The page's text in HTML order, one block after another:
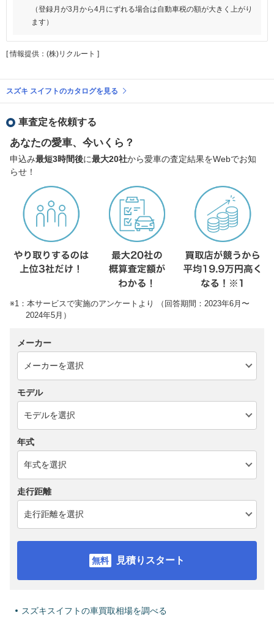
（登録月が3月から4月にずれる場合は自動車税の額が大きく上がり
ます）
[ 情報提供：(株)リクルート ]
スズキ スイフトのカタログを見る
車査定を依頼する
あなたの愛車、今いくら？
申込み最短3時間後に最大20社から愛車の査定結果をWebでお知
らせ！
※1：本サービスで実施のアンケートより （回答期間：2023年6月〜
2024年5月）
メーカー
モデル
年式
走行距離
見積りスタート
スズキスイフトの車買取相場を調べる